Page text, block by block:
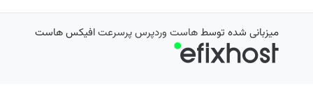
میزبانی شده توسطهاست وردپرس پرسرعتافیکس هاست